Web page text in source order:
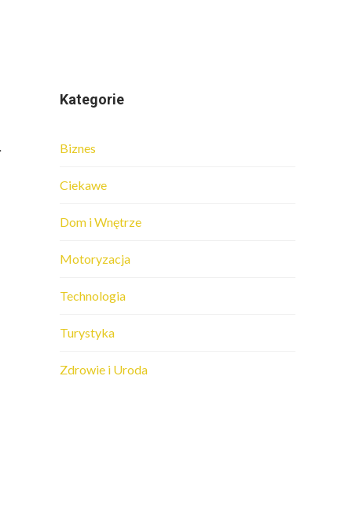
Kategorie
Biznes
Ciekawe
Dom i Wnętrze
Motoryzacja
Technologia
Turystyka
Zdrowie i Uroda